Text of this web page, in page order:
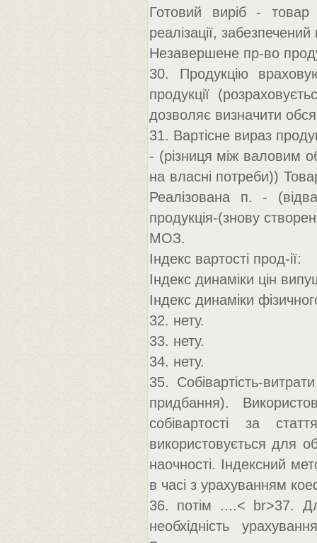
Готовий виріб -
реалізації,
Незавершене пр-во
30. Продукцію
продукції
дозволяє визначити
31. Вартісне вираз
- (різниця між валовим
на власні потреби))
Реалізована п. -
продукція-(знову
МОЗ.
Індекс вартості прод-ії:
Індекс динаміки цін
Індекс динаміки
32. нету.
33. нету.
34. нету.
35. Собівартість-
придбання).
собівартості за
використовується для
наочності. Індексний
в часі з урахуванням
36. потім ....< br>37.
необхідність